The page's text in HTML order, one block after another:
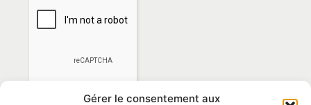
Gérer le consentement aux